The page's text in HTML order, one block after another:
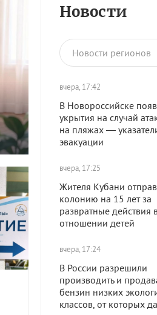
Новости
Новости регионов
вчера, 17:42
В Новороссийске
укрытия на случай
на пляжах —
эвакуации
вчера, 17:25
Жителя Кубани
колонию на 15 лет за
развратные действия
отношении детей
вчера, 17:24
В России разрешили
производить и
бензин низких
классов, от которых